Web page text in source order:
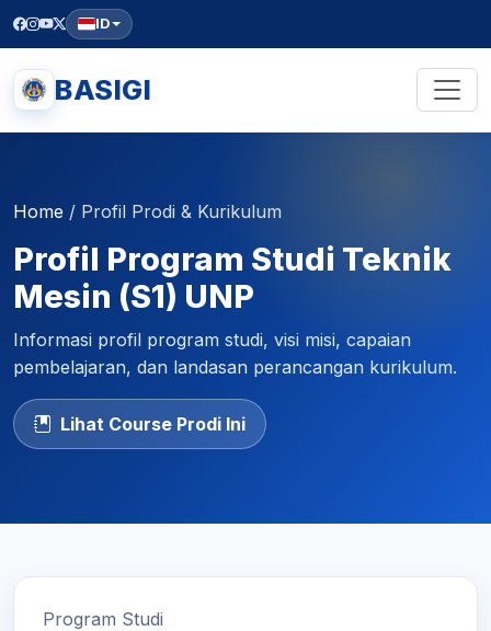
ID
BASIGI
Home / Profil Prodi & Kurikulum
Profil Program Studi Teknik
Mesin (S1) UNP
Informasi profil program studi, visi misi, capaian
pembelajaran, dan landasan perancangan kurikulum.
Lihat Course Prodi Ini
Program Studi